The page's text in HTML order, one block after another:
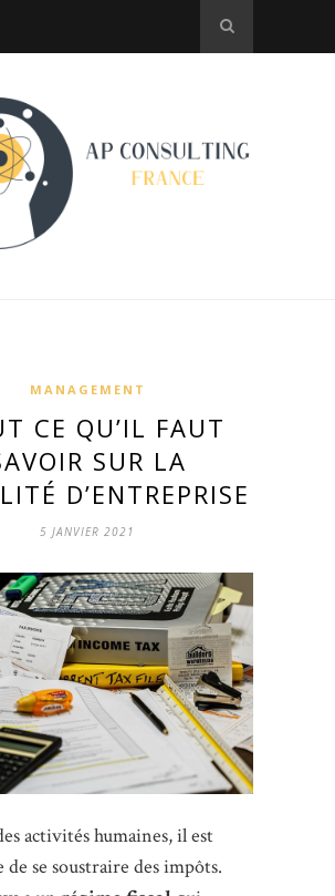
MANAGEMENT
CE QU’IL FAUT
SUR LA
D’ENTREPRISE
5 JANVIER 2021
activités humaines, il est
de se soustraire des impôts.